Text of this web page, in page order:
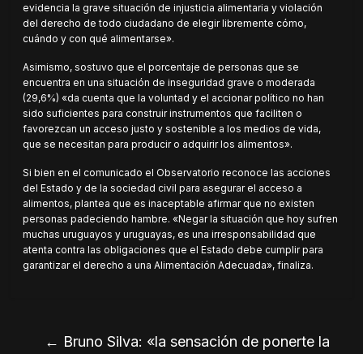
evidencia la grave situación de injusticia alimentaria y violación
del derecho de todo ciudadano de elegir libremente cómo,
cuándo y con qué alimentarse».
Asimismo, sostuvo que el porcentaje de personas que se
encuentra en una situación de inseguridad grave o moderada
(29,6%) «da cuenta que la voluntad y el accionar político no han
sido suficientes para construir instrumentos que faciliten o
favorezcan un acceso justo y sostenible a los medios de vida,
que se necesitan para producir o adquirir los alimentos».
Si bien en el comunicado el Observatorio reconoce las acciones
del Estado y de la sociedad civil para asegurar el acceso a
alimentos, plantea que es inaceptable afirmar que no existen
personas padeciendo hambre. «Negar la situación que hoy sufren
muchas uruguayos y uruguayas, es una irresponsabilidad que
atenta contra las obligaciones que el Estado debe cumplir para
garantizar el derecho a una Alimentación Adecuada», finaliza.
← Bruno Silva: «la sensación de ponerte la